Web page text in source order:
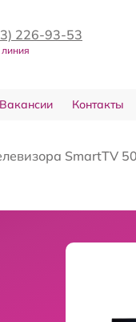
226-93-53
Вакансии Контакты
SmartTV